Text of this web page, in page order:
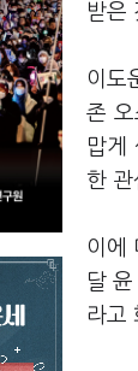
받은
이도
존 오
맙게
한 관
이에
달
라고